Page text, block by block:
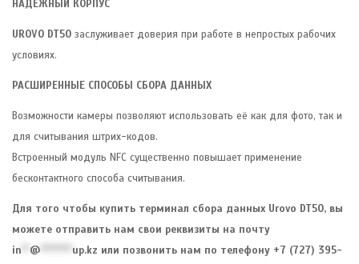
НАДЕЖНЫЙ КОРПУС
UROVO DT50 заслуживает доверия при работе в непростых рабочих
условиях.
РАСШИРЕННЫЕ СПОСОБЫ СБОРА ДАННЫХ
Возможности камеры позволяют использовать её как для фото, так и
для считывания штрих-кодов.
Встроенный модуль NFC существенно повышает применение
бесконтактного способа считывания.
Для того чтобы купить терминал сбора данных Urovo DT50, вы
можете отправить нам свои реквизиты на почту
in
@ ******** up.kz или позвонить нам по телефону +7 (727) 395-